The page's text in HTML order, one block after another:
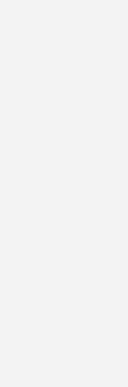
an denen der
hat. Und Kunden, die testen wollen,
gehen Sie damit
Inhibitoren behandeln –
einer neuen Heizungsanlage entsalztes
Doch soll es zusätzlich auch noch mit